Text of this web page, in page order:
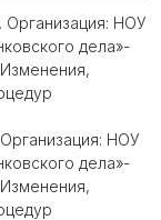
Организация: НОУ
дела»-
НОУ
дела»-